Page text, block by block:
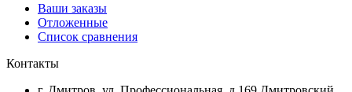
Ваши заказы
Отложенные
Список сравнения
Контакты